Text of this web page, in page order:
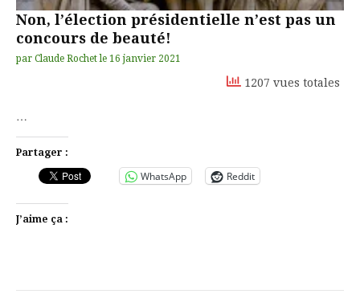
Non, l’élection présidentielle n’est pas un
concours de beauté!
par Claude Rochet le 16 janvier 2021
1207 vues totales
…
Partager :
WhatsApp Reddit
J’aime ça :